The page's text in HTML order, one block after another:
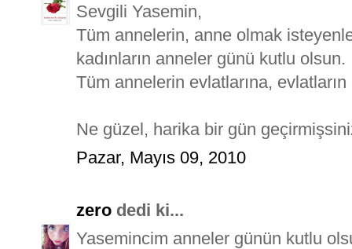
Sevgili Yasemin,
Tüm annelerin, anne olmak
kadınların anneler günü kutlu olsun.
Tüm annelerin evlatlarına,
Ne güzel, harika bir gün
Pazar, Mayıs 09, 2010
zero dedi ki...
Yasemincim anneler günün kutlu